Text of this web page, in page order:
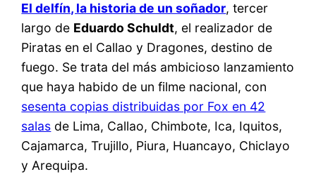
El delfín, la historia de un soñador, tercer
largo de Eduardo Schuldt, el realizador de
Piratas en el Callao y Dragones, destino de
fuego. Se trata del más ambicioso lanzamiento
que haya habido de un filme nacional, con
sesenta copias distribuidas por Fox en 42
salas de Lima, Callao, Chimbote, Ica, Iquitos,
Cajamarca, Trujillo, Piura, Huancayo, Chiclayo
y Arequipa.